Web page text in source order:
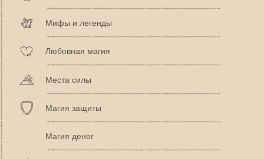
Мифы и легенды
Любовная магия
Места силы
Магия защиты
Магия денег